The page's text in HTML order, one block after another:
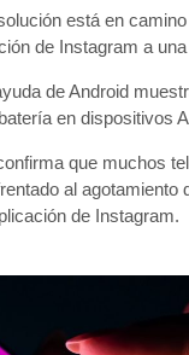
está en
de Instagram a
de Android
en dispositivos
que muchos
al agotamiento
de Instagram.